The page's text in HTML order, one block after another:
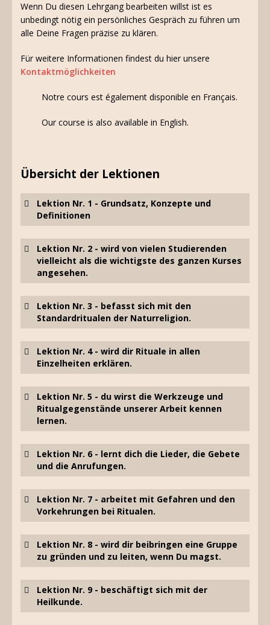
Wenn Du diesen Lehrgang bearbeiten willst ist es
unbedingt nötig ein persönliches Gespräch zu führen um
alle Deine Fragen präzise zu klären.
Für weitere Informationen findest du hier unsere
Kontaktmöglichkeiten
Notre cours est également disponible en Français.
Our course is also available in English.
Übersicht der Lektionen
Lektion Nr. 1 - Grundsatz, Konzepte und
Definitionen
Lektion Nr. 2 - wird von vielen Studierenden
vielleicht als die wichtigste des ganzen Kurses
angesehen.
Lektion Nr. 3 - befasst sich mit den
Standardritualen der Naturreligion.
Lektion Nr. 4 - wird dir Rituale in allen
Einzelheiten erklären.
Lektion Nr. 5 - du wirst die Werkzeuge und
Ritualgegenstände unserer Arbeit kennen
lernen.
Lektion Nr. 6 - lernt dich die Lieder, die Gebete
und die Anrufungen.
Lektion Nr. 7 - arbeitet mit Gefahren und den
Vorkehrungen bei Ritualen.
Lektion Nr. 8 - wird dir beibringen eine Gruppe
zu gründen und zu leiten, wenn Du magst.
Lektion Nr. 9 - beschäftigt sich mit der
Heilkunde.